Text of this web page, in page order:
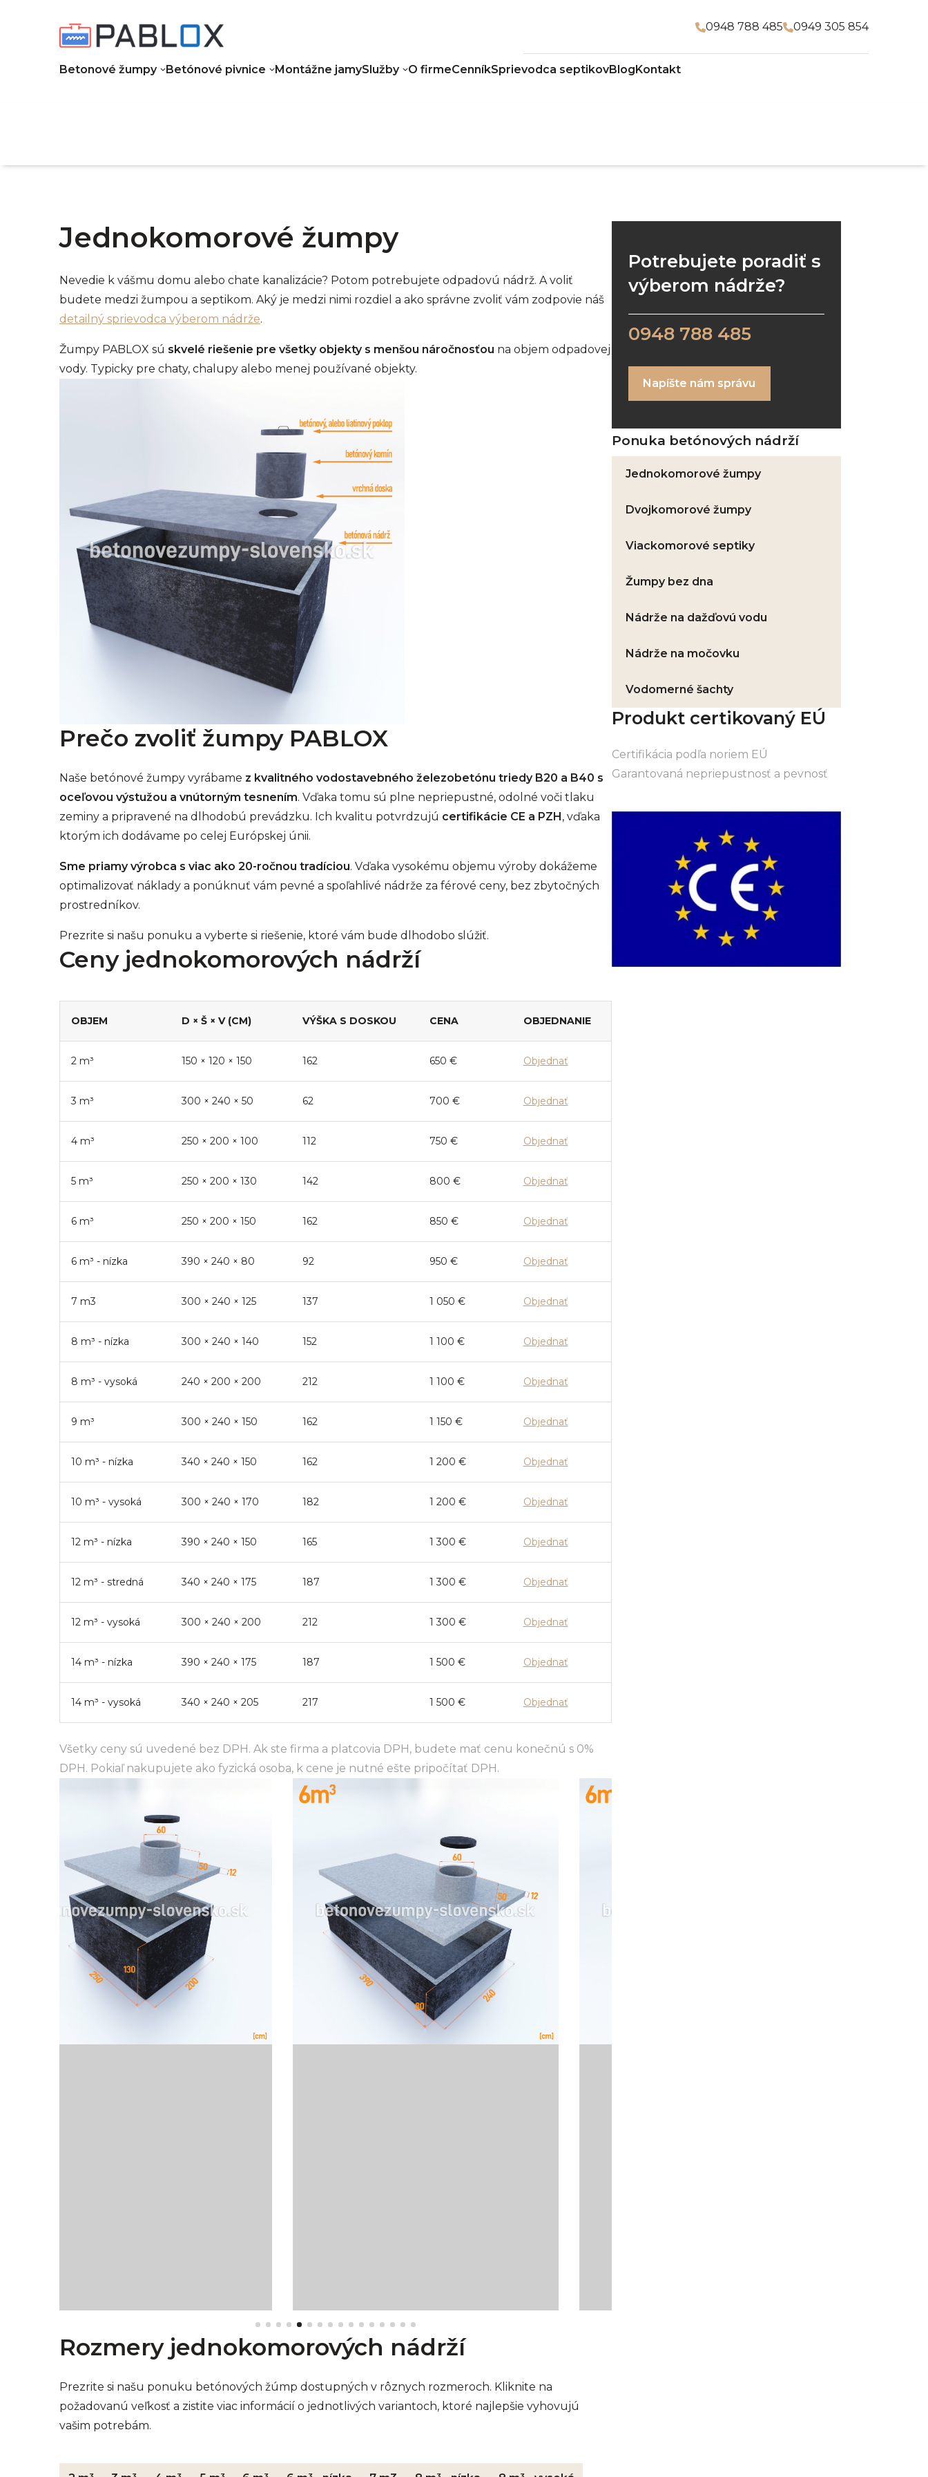
0948 788 485 0949 305 854
Betonové žumpy Betónové pivnice Montážne jamySlužby O firmeCenníkSprievodca septikovBlogKontakt
Jednokomorové žumpy
Nevedie k vášmu domu alebo chate kanalizácie? Potom potrebujete odpadovú nádrž. A voliť
budete medzi žumpou a septikom. Aký je medzi nimi rozdiel a ako správne zvoliť vám zodpovie náš
detailný sprievodca výberom nádrže.
Žumpy PABLOX sú skvelé riešenie pre všetky objekty s menšou náročnosťou na objem odpadovej
vody. Typicky pre chaty, chalupy alebo menej používané objekty.
Prečo zvoliť žumpy PABLOX
Naše betónové žumpy vyrábame z kvalitného vodostavebného železobetónu triedy B20 a B40 s
oceľovou výstužou a vnútorným tesnením. Vďaka tomu sú plne nepriepustné, odolné voči tlaku
zeminy a pripravené na dlhodobú prevádzku. Ich kvalitu potvrdzujú certifikácie CE a PZH, vďaka
ktorým ich dodávame po celej Európskej únii.
Sme priamy výrobca s viac ako 20-ročnou tradíciou. Vďaka vysokému objemu výroby dokážeme
optimalizovať náklady a ponúknuť vám pevné a spoľahlivé nádrže za férové ceny, bez zbytočných
prostredníkov.
Prezrite si našu ponuku a vyberte si riešenie, ktoré vám bude dlhodobo slúžiť.
Ceny jednokomorových nádrží
OBJEM D × Š × V (CM) VÝŠKA S DOSKOU CENA OBJEDNANIE
2 m³ 150 × 120 × 150 162 650 € Objednať
3 m³ 300 × 240 × 50 62 700 € Objednať
4 m³ 250 × 200 × 100 112 750 € Objednať
5 m³ 250 × 200 × 130 142 800 € Objednať
6 m³ 250 × 200 × 150 162 850 € Objednať
6 m³ - nízka 390 × 240 × 80 92 950 € Objednať
7 m3 300 × 240 × 125 137 1 050 € Objednať
8 m³ - nízka 300 × 240 × 140 152 1 100 € Objednať
8 m³ - vysoká 240 × 200 × 200 212 1 100 € Objednať
9 m³ 300 × 240 × 150 162 1 150 € Objednať
10 m³ - nízka 340 × 240 × 150 162 1 200 € Objednať
10 m³ - vysoká 300 × 240 × 170 182 1 200 € Objednať
12 m³ - nízka 390 × 240 × 150 165 1 300 € Objednať
12 m³ - stredná 340 × 240 × 175 187 1 300 € Objednať
12 m³ - vysoká 300 × 240 × 200 212 1 300 € Objednať
14 m³ - nízka 390 × 240 × 175 187 1 500 € Objednať
14 m³ - vysoká 340 × 240 × 205 217 1 500 € Objednať
Všetky ceny sú uvedené bez DPH. Ak ste firma a platcovia DPH, budete mať cenu konečnú s 0%
DPH. Pokiaľ nakupujete ako fyzická osoba, k cene je nutné ešte pripočítať DPH.
Rozmery jednokomorových nádrží
Prezrite si našu ponuku betónových žúmp dostupných v rôznych rozmeroch. Kliknite na
požadovanú veľkosť a zistite viac informácií o jednotlivých variantoch, ktoré najlepšie vyhovujú
vašim potrebám.
Potrebujete poradiť s
výberom nádrže?
0948 788 485
Napíšte nám správu
Ponuka betónových nádrží
Jednokomorové žumpy
Dvojkomorové žumpy
Viackomorové septiky
Žumpy bez dna
Nádrže na dažďovú vodu
Nádrže na močovku
Vodomerné šachty
Produkt certikovaný EÚ
Certifikácia podľa noriem EÚ
Garantovaná nepriepustnosť a pevnosť